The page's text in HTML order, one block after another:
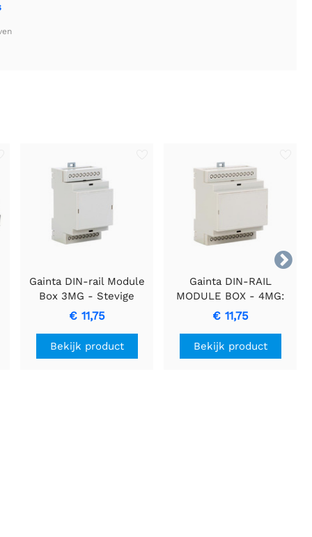

Gainta DIN-rail Module
Box 3MG - Stevige
Behuizing voor
Elektronische
Schakelingen
€ 11,75
Bekijk product
Gainta DIN-RAIL
MODULE BOX - 4MG:
Gestroomlijnde
Elektronische
Organisatie
€ 11,75
Bekijk product